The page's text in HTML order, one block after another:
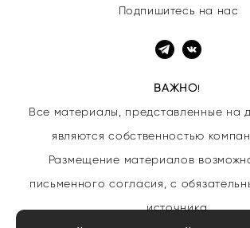
Подпишитесь на нас
ВАЖНО!
Все материалы, представленные на
являются собственностью
Размещение материалов
письменного согласия, с
источника.